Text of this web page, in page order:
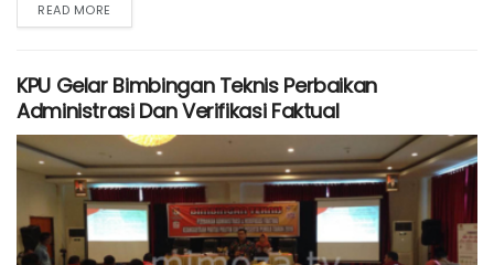
READ MORE
KPU Gelar Bimbingan Teknis Perbaikan
Administrasi Dan Verifikasi Faktual